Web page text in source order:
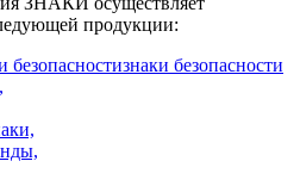
продукции:
знаки безопасности